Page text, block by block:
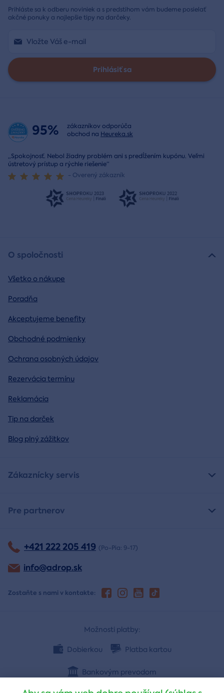
Prihláste sa k odberu noviniek a s predstihom vám budeme posielať
akčné ponuky a najlepšie tipy na darčeky.
Prihlásiť sa
95%
zákazníkov odporúča
obchod na Heureka.sk
„Spokojnosť. Nebol žiadny problém ani s predĺžením kupónu. Veľmi
ústretový prístup a rýchle riešenie“
- Overený zákazník
O spoločnosti
Všetko o nákupe
Poradňa
Akceptujeme benefity
Obchodné podmienky
Ochrana osobných údajov
Rezervácia termínu
Reklamácia
Tip na darček
Blog plný zážitkov
Zákaznícky servis
Pre partnerov
+421 222 205 419 (Po-Pia: 9-17)
info@adrop.sk
Zostaňte s nami v kontakte:
Možnosti platby:
Dobierkou Platba kartou
Bankovým prevodom